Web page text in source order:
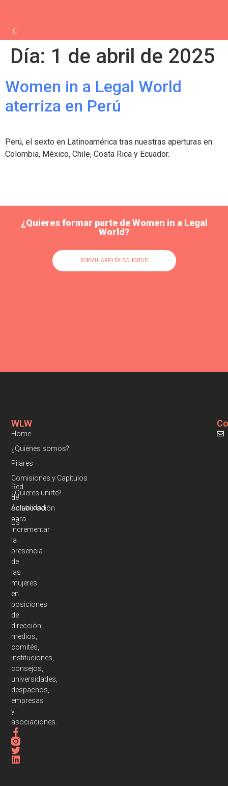
Día: 1 de abril de 2025
Women in a Legal World
aterriza en Perú
Perú, el sexto en Latinoamérica tras nuestras aperturas en
Colombia, México, Chile, Costa Rica y Ecuador.
¿Quieres formar parte de Women in a Legal
World?
FORMULARIO DE SOLICITUD
Red
de
colaboración
para
incrementar
la
presencia
de
las
mujeres
en
posiciones
de
dirección,
medios,
comités,
instituciones,
consejos,
universidades,
despachos,
empresas
y
asociaciones.
WLW
Home
¿Quiénes somos?
Pilares
Comisiones y Capítulos
¿Quieres unirte?
Actualidad
ES